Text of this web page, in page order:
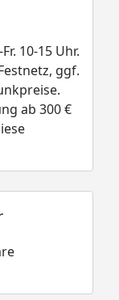
10-15 Uhr.
ggf.
ab 300 €